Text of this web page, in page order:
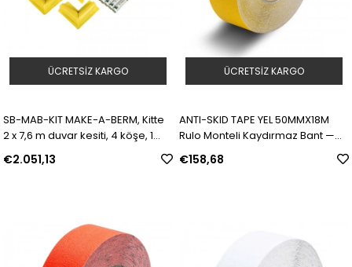
SB-MAB-KIT MAKE-A-BERM, Kitte
2 x 7,6 m duvar kesiti, 4 köşe, 1
rulo kayış ve 6 tüp silikon bulunur
| Model: 813980 | SKU: Y946427
€2.051,13
ÜCRETSIZ KARGO
ANTI-SKID TAPE YEL 50MMX18M
Rulo Monteli Kaydırmaz Bant —
Y4897875
€158,68
ÜCRETSIZ KARGO